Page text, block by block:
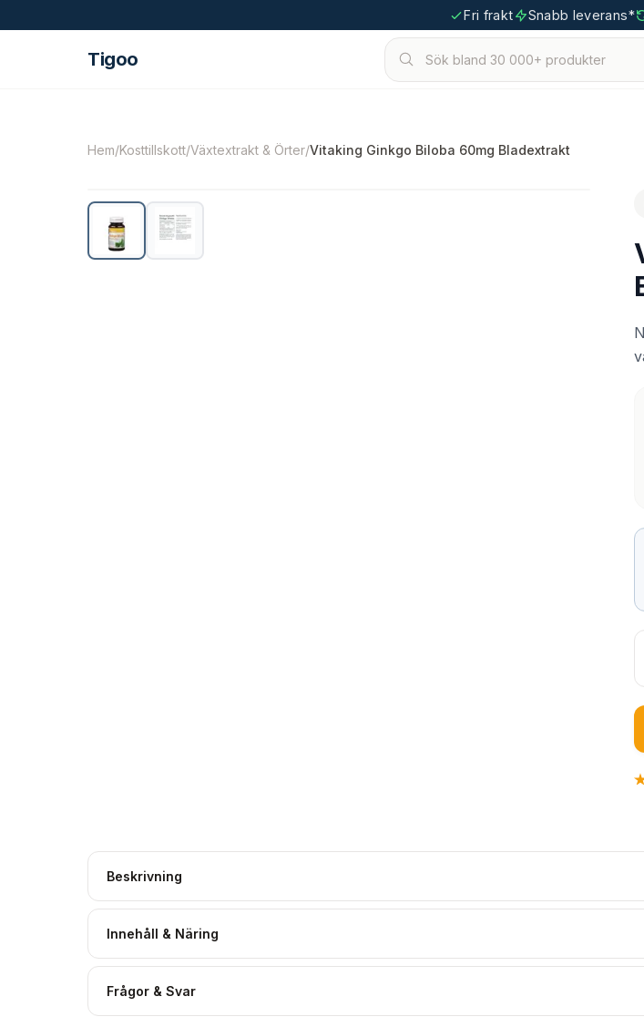
Fri frakt Snabb leverans*
Tigoo Sök bland 30 000+ produkter
©2026Nutri Nordic AB. Alla rättigheter förbehållna.tigoo.com
Hem/Kosttillskott/Växtextrakt & Örter/Vitaking Ginkgo Biloba 60mg Bladextrakt
Beskrivning
Innehåll & Näring
Frågor & Svar